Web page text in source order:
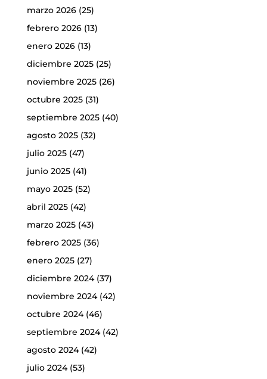
marzo 2026(25)
febrero 2026(13)
enero 2026(13)
diciembre 2025(25)
noviembre 2025(26)
octubre 2025(31)
septiembre 2025(40)
agosto 2025(32)
julio 2025(47)
junio 2025(41)
mayo 2025(52)
abril 2025(42)
marzo 2025(43)
febrero 2025(36)
enero 2025(27)
diciembre 2024(37)
noviembre 2024(42)
octubre 2024(46)
septiembre 2024(42)
agosto 2024(42)
julio 2024(53)